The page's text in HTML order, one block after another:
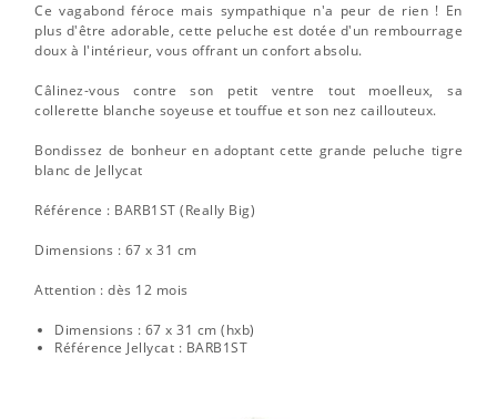
Ce vagabond féroce mais sympathique n'a peur de rien ! En
plus d'être adorable, cette peluche est dotée d'un rembourrage
doux à l'intérieur, vous offrant un confort absolu.
Câlinez-vous contre son petit ventre tout moelleux, sa
collerette blanche soyeuse et touffue et son nez caillouteux.
Bondissez de bonheur en adoptant cette grande peluche tigre
blanc de Jellycat
Référence : BARB1ST (Really Big)
Dimensions : 67 x 31 cm
Attention : dès 12 mois
Dimensions : 67 x 31 cm (hxb)
Référence Jellycat : BARB1ST